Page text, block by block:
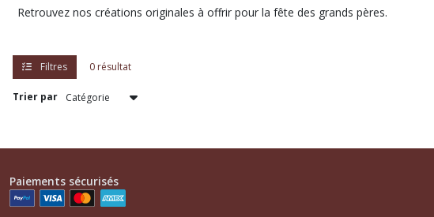
Retrouvez nos créations originales à offrir pour la fête des grands pères.
Filtres 0 résultat
Trier par
Paiements sécurisés